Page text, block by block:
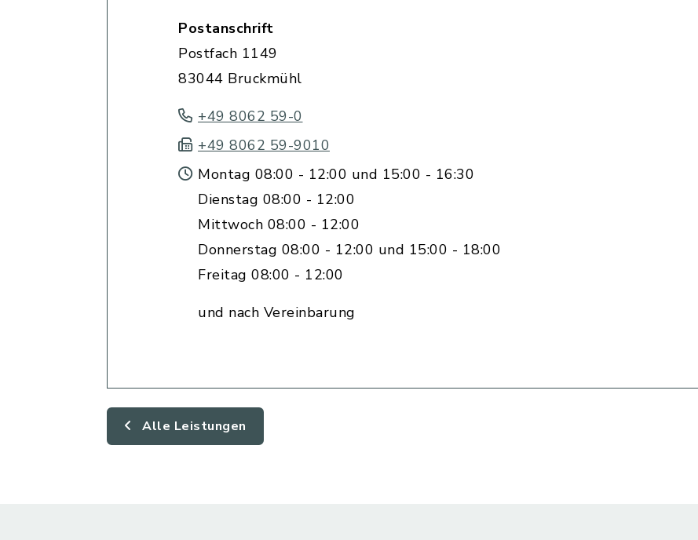
Postanschrift
Postfach 1149
83044 Bruckmühl
+49 8062 59-0
+49 8062 59-9010
Montag 08:00 - 12:00 und 15:00 - 16:30
Dienstag 08:00 - 12:00
Mittwoch 08:00 - 12:00
Donnerstag 08:00 - 12:00 und 15:00 - 18:00
Freitag 08:00 - 12:00
und nach Vereinbarung
Alle Leistungen